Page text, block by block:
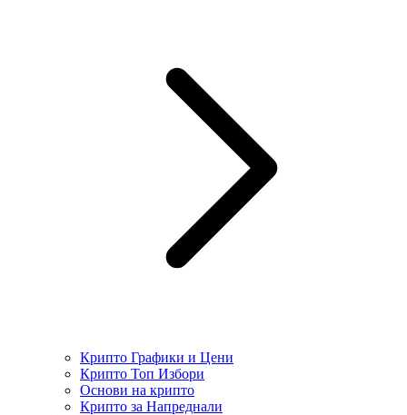
Крипто Графики и Цени
Крипто Топ Избори
Основи на крипто
Крипто за Напреднали